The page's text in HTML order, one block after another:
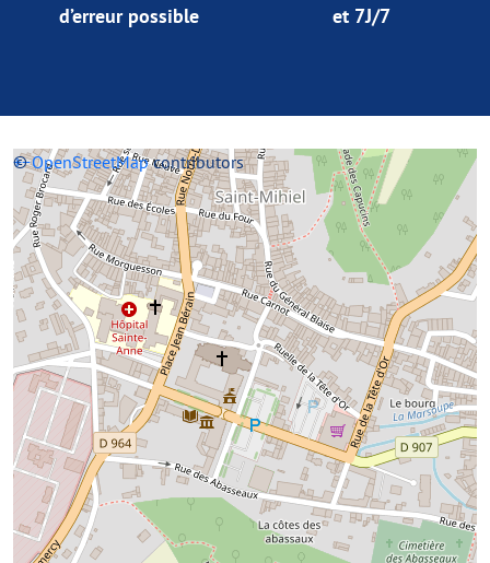
d’erreur possible
et 7J/7
+−
©OpenStreetMapcontributors